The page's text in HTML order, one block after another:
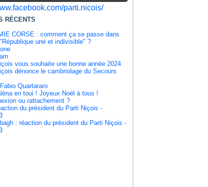
parti.nicois/
RÉCENTS
CORSE : comment ça se passe dans
une et indivisible" ?
vous souhaite une bonne année 2024
dénonce le cambriolage du Secours
Quartararo
en toui ! Joyeux Noël à tous !
ou rattachement ?
du président du Parti Niçois -
: réaction du président du Parti Niçois -